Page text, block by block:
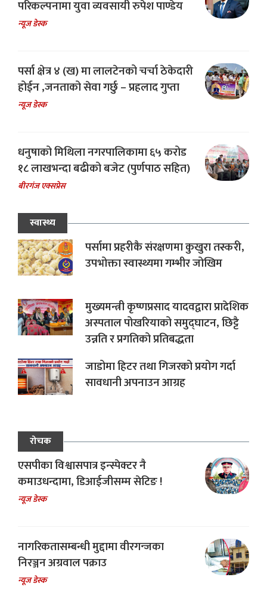
परिकल्पनामा युवा व्यवसायी रुपेश पाण्डेय
न्यूज डेस्क
पर्सा क्षेत्र ४ (ख) मा लालटेनको चर्चा ठेकेदारी
होईन ,जनताको सेवा गर्छु – प्रहलाद गुप्ता
न्यूज डेस्क
धनुषाको मिथिला नगरपालिकामा ६५ करोड
१८ लाखभन्दा बढीको बजेट (पुर्णपाठ सहित)
बीरगंज एक्सप्रेस
स्वास्थ्य
पर्सामा प्रहरीकै संरक्षणमा कुखुरा तस्करी,
उपभोक्ता स्वास्थ्यमा गम्भीर जोखिम
मुख्यमन्त्री कृष्णप्रसाद यादवद्वारा प्रादेशिक
अस्पताल पोखरियाको समुद्घाटन, छिट्टै
उन्नति र प्रगतिको प्रतिबद्धता
जाडोमा हिटर तथा गिजरको प्रयोग गर्दा
सावधानी अपनाउन आग्रह
रोचक
एसपीका विश्वासपात्र इन्स्पेक्टर नै
कमाउधन्दामा, डिआईजीसम्म सेटिङ !
न्यूज डेस्क
नागरिकतासम्बन्धी मुद्दामा वीरगन्जका
निरञ्जन अग्रवाल पक्राउ
न्यूज डेस्क